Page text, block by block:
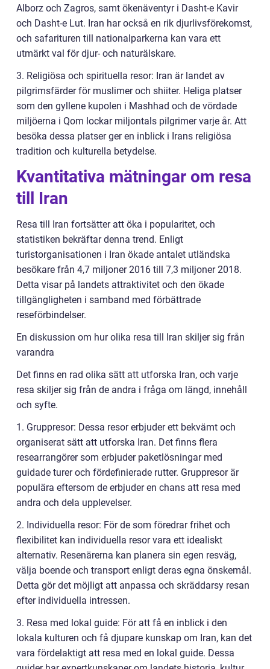
Alborz och Zagros, samt ökenäventyr i Dasht-e Kavir
och Dasht-e Lut. Iran har också en rik djurlivsförekomst,
och safarituren till nationalparkerna kan vara ett
utmärkt val för djur- och naturälskare.
3. Religiösa och spirituella resor: Iran är landet av
pilgrimsfärder för muslimer och shiiter. Heliga platser
som den gyllene kupolen i Mashhad och de vördade
miljöerna i Qom lockar miljontals pilgrimer varje år. Att
besöka dessa platser ger en inblick i Irans religiösa
tradition och kulturella betydelse.
Kvantitativa mätningar om resa
till Iran
Resa till Iran fortsätter att öka i popularitet, och
statistiken bekräftar denna trend. Enligt
turistorganisationen i Iran ökade antalet utländska
besökare från 4,7 miljoner 2016 till 7,3 miljoner 2018.
Detta visar på landets attraktivitet och den ökade
tillgängligheten i samband med förbättrade
reseförbindelser.
En diskussion om hur olika resa till Iran skiljer sig från
varandra
Det finns en rad olika sätt att utforska Iran, och varje
resa skiljer sig från de andra i fråga om längd, innehåll
och syfte.
1. Gruppresor: Dessa resor erbjuder ett bekvämt och
organiserat sätt att utforska Iran. Det finns flera
researrangörer som erbjuder paketlösningar med
guidade turer och fördefinierade rutter. Gruppresor är
populära eftersom de erbjuder en chans att resa med
andra och dela upplevelser.
2. Individuella resor: För de som föredrar frihet och
flexibilitet kan individuella resor vara ett idealiskt
alternativ. Resenärerna kan planera sin egen resväg,
välja boende och transport enligt deras egna önskemål.
Detta gör det möjligt att anpassa och skräddarsy resan
efter individuella intressen.
3. Resa med lokal guide: För att få en inblick i den
lokala kulturen och få djupare kunskap om Iran, kan det
vara fördelaktigt att resa med en lokal guide. Dessa